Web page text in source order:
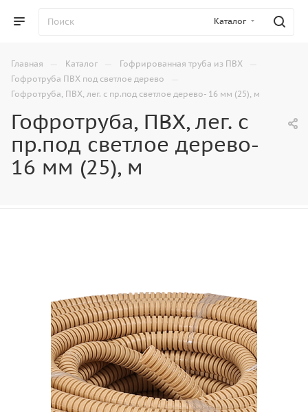
Каталог
Главная — Каталог — Гофрированная труба из ПВХ —
Гофротруба ПВХ под светлое дерево —
Гофротруба, ПВХ, лег. с пр.под светлое дерево- 16 мм (25), м
Гофротруба, ПВХ, лег. с
пр.под светлое дерево-
16 мм (25), м